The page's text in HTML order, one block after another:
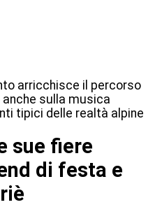
arricchisce il percorso
sulla musica
tipici delle realtà alpine
sue fiere
di festa e